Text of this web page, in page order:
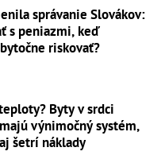
správanie Slovákov:
s peniazmi, keď
riskovať?
Byty v srdci
výnimočný systém,
šetrí náklady